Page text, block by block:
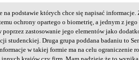
podstawie których chce się napisać informacje.
ochrony opartego o biometrię, a jednym z jego
zastosowanie jego elementów jako
studenckiej. Druga grupa poddana badaniu to
w takiej formie ma na celu ograniczenie